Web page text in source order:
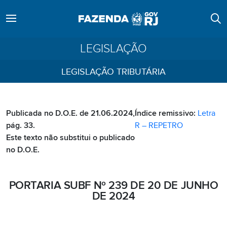
LEGISLAÇÃO
LEGISLAÇÃO TRIBUTÁRIA
Publicada no D.O.E. de 21.06.2024,
pág. 33.
Este texto não substitui o publicado
no D.O.E.
Índice remissivo: Letra
R – REPETRO
PORTARIA SUBF Nº 239 DE 20 DE JUNHO
DE 2024